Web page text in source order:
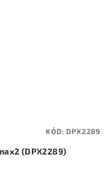
(DPX2289)
KÓD:DPX2289